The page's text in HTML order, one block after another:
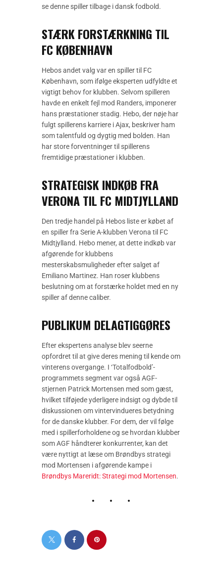
se denne spiller tilbage i dansk fodbold.
STÆRK FORSTÆRKNING TIL
FC KØBENHAVN
Hebos andet valg var en spiller til FC
København, som ifølge eksperten udfyldte et
vigtigt behov for klubben. Selvom spilleren
havde en enkelt fejl mod Randers, imponerer
hans præstationer stadig. Hebo, der nøje har
fulgt spillerens karriere i Ajax, beskriver ham
som talentfuld og dygtig med bolden. Han
har store forventninger til spillerens
fremtidige præstationer i klubben.
STRATEGISK INDKØB FRA
VERONA TIL FC MIDTJYLLAND
Den tredje handel på Hebos liste er købet af
en spiller fra Serie A-klubben Verona til FC
Midtjylland. Hebo mener, at dette indkøb var
afgørende for klubbens
mesterskabsmuligheder efter salget af
Emiliano Martinez. Han roser klubbens
beslutning om at forstærke holdet med en ny
spiller af denne caliber.
PUBLIKUM DELAGTIGGØRES
Efter ekspertens analyse blev seerne
opfordret til at give deres mening til kende om
vinterens overgange. I ‘Totalfodbold’-
programmets segment var også AGF-
stjernen Patrick Mortensen med som gæst,
hvilket tilføjede yderligere indsigt og dybde til
diskussionen om vintervindueres betydning
for de danske klubber. For dem, der vil følge
med i spillerforholdene og se hvordan klubber
som AGF håndterer konkurrenter, kan det
være nyttigt at læse om Brøndbys strategi
mod Mortensen i afgørende kampe i
Brøndbys Mareridt: Strategi mod Mortensen.